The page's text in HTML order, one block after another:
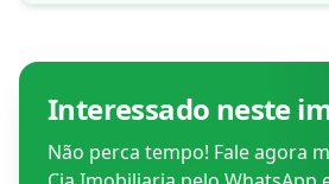
Interessado neste
Não perca tempo! Fale agora